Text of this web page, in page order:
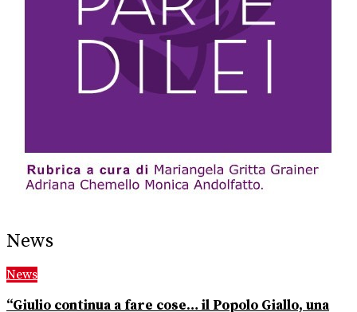
News
News
“Giulio continua a fare cose… il Popolo Giallo, una